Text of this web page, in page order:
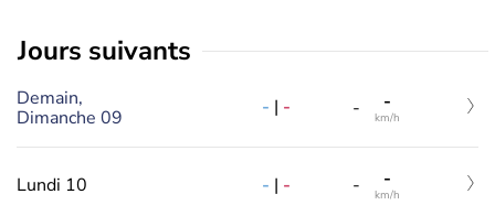
jours suivants
Demain,
Dimanche 09
- | - - -
km/h
Lundi 10 - | - - -
km/h